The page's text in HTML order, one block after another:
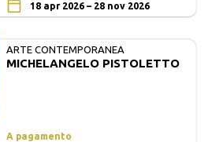
18 apr 2026 – 28 nov 2026
ARTE CONTEMPORANEA
MICHELANGELO PISTOLETTO
A pagamento